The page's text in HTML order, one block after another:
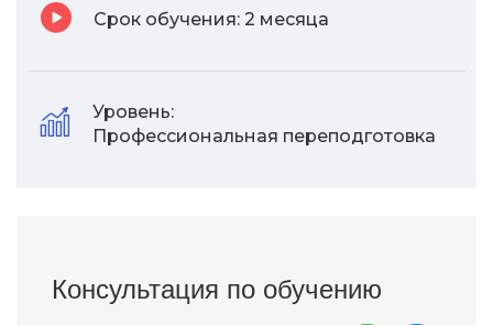
Срок обучения: 2 месяца
Уровень:
Профессиональная переподготовка
Консультация по обучению